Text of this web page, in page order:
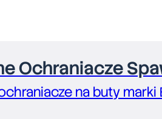
Ochraniacze
na buty